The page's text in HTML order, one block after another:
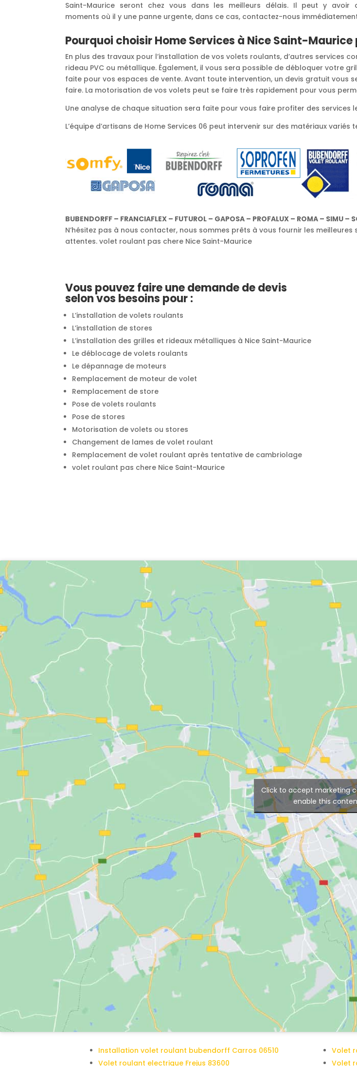
Saint-Maurice seront chez vous dans les meilleurs délais. Il peut y avoir
moments où il y une panne urgente, dans ce cas, contactez-nous
Pourquoi choisir Home Services à Nice Saint-
En plus des travaux pour l’installation de vos volets roulants, d’autres services
rideau PVC ou métallique. Également, il vous sera possible de débloquer votre
faite pour vos espaces de vente. Avant toute intervention, un devis gratuit vous
faire. La motorisation de vos volets peut se faire très rapidement pour vous
Une analyse de chaque situation sera faite pour vous faire profiter des services
L’équipe d’artisans de Home Services 06 peut intervenir sur des matériaux variés
BUBENDORFF – FRANCIAFLEX – FUTUROL – GAPOSA – PROFALUX – ROMA – SIMU –
N’hésitez pas à nous contacter, nous sommes prêts à vous fournir les
attentes. volet roulant pas chere Nice Saint-Maurice
Vous pouvez faire une demande de devis
selon vos besoins pour :
L’installation de volets roulants
L’installation de stores
L’installation des grilles et rideaux métalliques à Nice Saint-Maurice
Le déblocage de volets roulants
Le dépannage de moteurs
Remplacement de moteur de volet
Remplacement de store
Pose de volets roulants
Pose de stores
Motorisation de volets ou stores
Changement de lames de volet roulant
Remplacement de volet roulant après tentative de cambriolage
volet roulant pas chere Nice Saint-Maurice
Click to accept marketing
enable this
Installation volet roulant bubendorff Carros 06510
Volet roulant electrique Frejus 83600
Volet
Volet